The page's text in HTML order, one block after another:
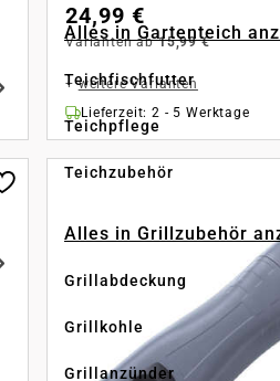
Alles in Gartenteich
Teichfischfutter
Teichpflege
Teichzubehör
Alles in Grillzubehör
Grillabdeckung
Grillkohle
Grillanzünder
24,99 €
Varianten ab15,99 €
+weitere Varianten
Lieferzeit: 2 - 5 Werktage